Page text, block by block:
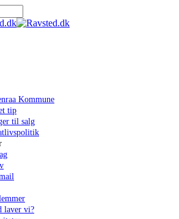
Kommune
tip
til salg
laver vi?